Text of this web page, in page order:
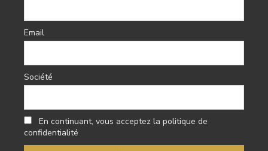
Email
Société
En continuant, vous acceptez la politique de
confidentialité